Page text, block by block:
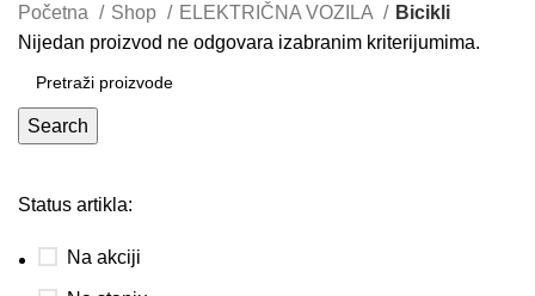
Status artikla:
Na akciji
Početna Shop ELEKTRIČNA VOZILA
Bicikli
Nijedan proizvod ne odgovara izabranim kriterijumima.
Search